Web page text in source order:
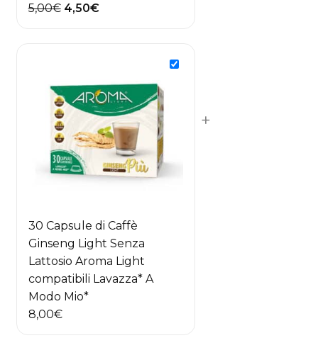
5,00€ Il
4,50€Il
30 Capsule di Caffè
Ginseng Light Senza
Lattosio Aroma Light
compatibili Lavazza* A
Modo Mio*
8,00€
+